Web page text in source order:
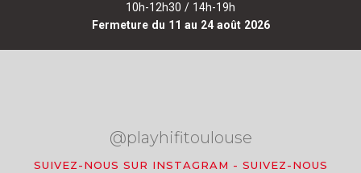
10h-12h30 / 14h-19h
Fermeture du 11 au 24 août 2026
@playhifitoulouse
SUIVEZ-NOUS SUR INSTAGRAM - SUIVEZ-NOUS